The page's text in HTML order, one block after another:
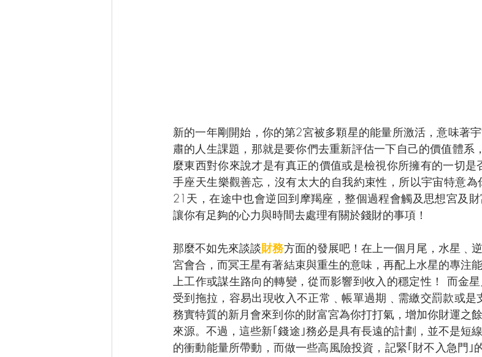
新的一年剛開始，你的第2宮被多顆星的能量所激活，意味著
肅的人生課題，那就是要你們去重新評估一下自己的價值體系
麼東西對你來說才是有真正的價值或是檢視你所擁有的一切
手座天生樂觀善忘，沒有太大的自我約束性，所以宇宙特意
21天，在途中也會逆回到摩羯座，整個過程會觸及思想宮及
讓你有足夠的心力與時間去處理有關於錢財的事項！
那麼不如先來談談財務方面的發展吧！在上一個月尾，水星﹑
宮會合，而冥王星有著結束與重生的意味，再配上水星的專注
上工作或謀生路向的轉變，從而影響到收入的穩定性！ 而金
受到拖拉，容易出現收入不正常﹑帳單過期﹑需繳交罰款或
務實特質的新月會來到你的財富宮為你打打氣，增加你財運之
來源。不過，這些新｢錢途｣務必是具有長遠的計劃，並不是短
的衝動能量所帶動，而做一些高風險投資，記緊｢財不入急門｣